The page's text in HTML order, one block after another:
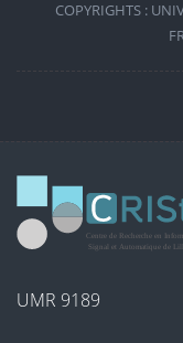
COPYRIGHTS :
UMR 9189